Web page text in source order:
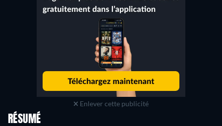
Enlever cette publicité
RÉSUMÉ